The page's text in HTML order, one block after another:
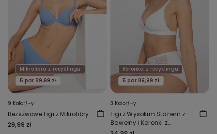
Mikrofibra z recyklingu
5 par 89,99 zł
9 Kolor/-y
Bezszwowe Figi z Mikrofibry
29,99 zł
Koronka z recyklingu
5 par 89,99 zł
3 Kolor/-y
Figi z Wysokim Stanem z
Bawełny i Koronki z
Recyklingu